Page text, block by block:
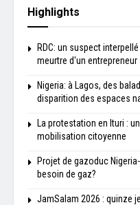
Highlights
RDC: un suspect
meurtre d'un
Nigeria: à Lagos, des
disparition des espaces
La protestation en Ituri :
mobilisation citoyenne
Projet de gazoduc
besoin de gaz?
JamSalam 2026 : quinze